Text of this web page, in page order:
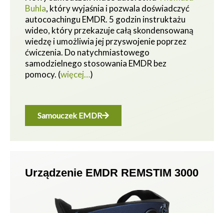
Buhla, który wyjaśnia i pozwala doświadczyć
autocoachingu EMDR. 5 godzin instruktażu
wideo, który przekazuje całą skondensowaną
wiedzę i umożliwia jej przyswojenie poprzez
ćwiczenia. Do natychmiastowego
samodzielnego stosowania EMDR bez
pomocy. (więcej…)
Samouczek EMDR
Urządzenie EMDR REMSTIM 3000